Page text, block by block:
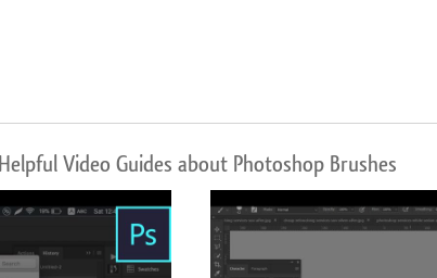
Helpful Video Guides about Photoshop Brushes